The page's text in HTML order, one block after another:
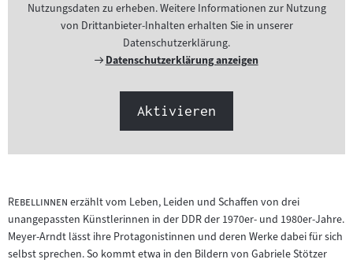
Nutzungsdaten zu erheben. Weitere Informationen zur Nutzung
von Drittanbieter-Inhalten erhalten Sie in unserer
Datenschutzerklärung.
Externer
Datenschutzerklärung anzeigen
Aktivieren
"Rebellinnen "erzählt vom Leben, Leiden und Schaffen von drei
unangepassten Künstlerinnen in der DDR der 1970er- und 1980er-Jahre.
Meyer-Arndt lässt ihre Protagonistinnen und deren Werke dabei für sich
selbst sprechen. So kommt etwa in den Bildern von Gabriele Stötzer